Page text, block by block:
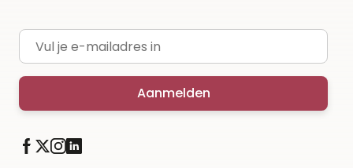
E-mailadres
Aanmelden